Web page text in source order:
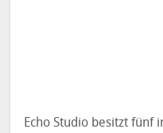
Echo Studio besitzt fünf